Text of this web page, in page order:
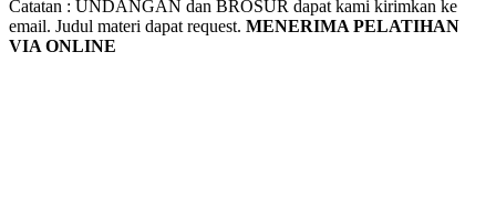
Catatan : UNDANGAN dan BROSUR dapat kami kirimkan ke
email. Judul materi dapat request. MENERIMA PELATIHAN
VIA ONLINE